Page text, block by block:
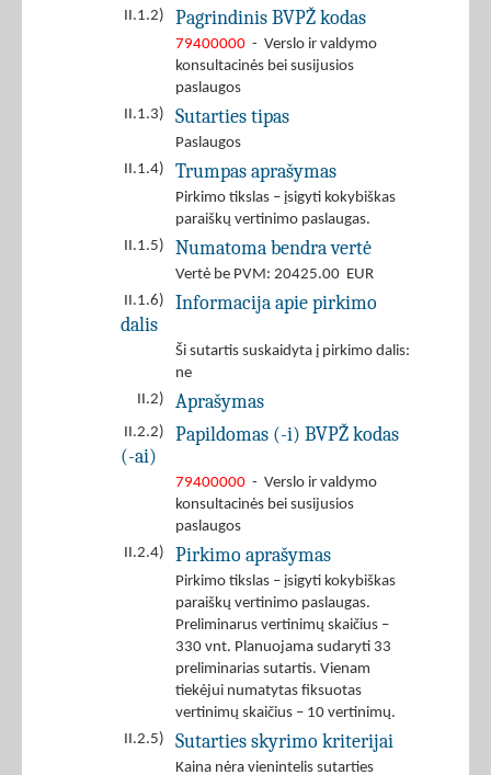
II.1.2)
Pagrindinis BVPŽ kodas
79400000 - Verslo ir valdymo
konsultacinės bei susijusios
paslaugos
II.1.3)
Sutarties tipas
Paslaugos
II.1.4)
Trumpas aprašymas
Pirkimo tikslas – įsigyti kokybiškas
paraiškų vertinimo paslaugas.
II.1.5)
Numatoma bendra vertė
Vertė be PVM: 20425.00 EUR
II.1.6)
Informacija apie pirkimo
dalis
Ši sutartis suskaidyta į pirkimo dalis:
ne
II.2)
Aprašymas
II.2.2)
Papildomas (-i) BVPŽ kodas
(-ai)
79400000 - Verslo ir valdymo
konsultacinės bei susijusios
paslaugos
II.2.4)
Pirkimo aprašymas
Pirkimo tikslas – įsigyti kokybiškas
paraiškų vertinimo paslaugas.
Preliminarus vertinimų skaičius –
330 vnt. Planuojama sudaryti 33
preliminarias sutartis. Vienam
tiekėjui numatytas fiksuotas
vertinimų skaičius – 10 vertinimų.
II.2.5)
Sutarties skyrimo kriterijai
Kaina nėra vienintelis sutarties